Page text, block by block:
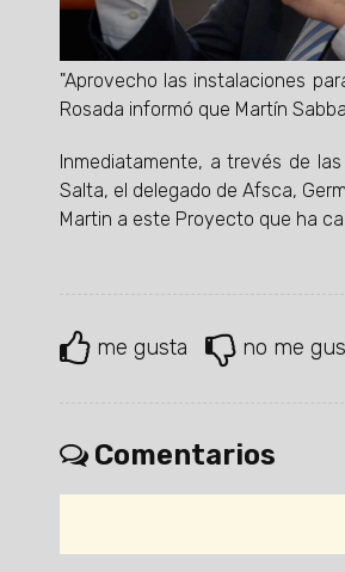
"Aprovecho las instalaciones
Rosada informó que Martín
Inmediatamente, a trevés de
Salta, el delegado de Afsca,
Martin a este Proyecto que ha
me gusta no me
Comentarios